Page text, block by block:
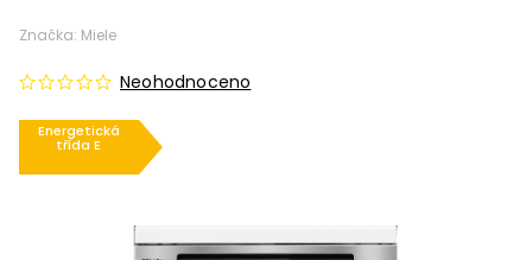
Energetická
třída E
Neohodnoceno
Značka: Miele